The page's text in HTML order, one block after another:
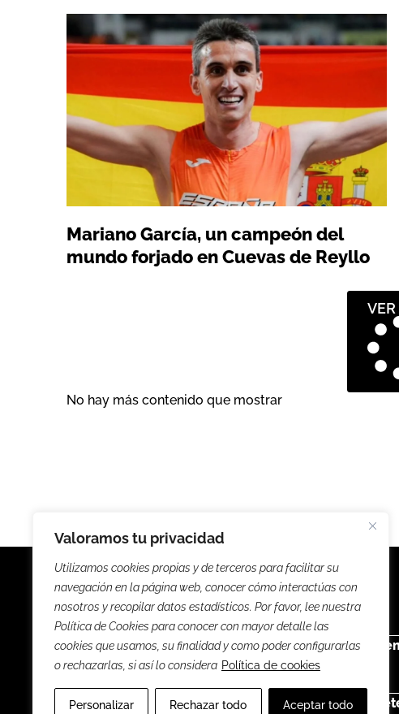
Valoramos tu privacidad
Utilizamos cookies propias y de terceros para facilitar su
navegación en la página web, conocer cómo interactúas con
nosotros y recopilar datos estadísticos. Por favor, lee nuestra
Política de Cookies para conocer con mayor detalle las
cookies que usamos, su finalidad y como poder configurarlas
o rechazarlas, si así lo considera Política de cookies
Personalizar Rechazar todo Aceptar todo
Mariano García, un campeón del
mundo forjado en Cuevas de Reyllo
No hay más contenido que mostrar
NoticiasEntrevistas